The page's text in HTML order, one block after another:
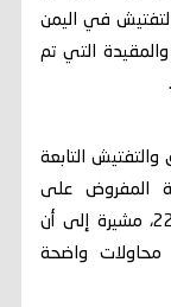
في اليمن
التي تم
التابعة
المفروض على
الحوثيين بموجب قرار مجلس الأمن رقم 2216، مشيرة إلى أن
واضحة